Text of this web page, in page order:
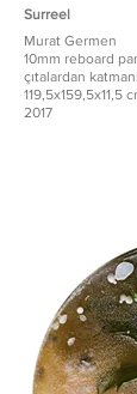
Surreel
Murat Germen
10mm reboard
çıtalardan
119,5x159,5x11,5
2017